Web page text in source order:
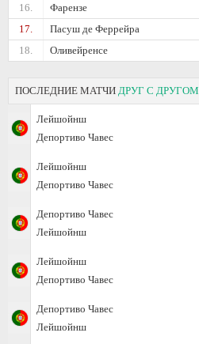
16.
Фарензе
17.
Пасуш де Феррейра
18.
Оливейренсе
ПОСЛЕДНИЕ МАТЧИ ДРУГ С ДРУГОМ
Лейшойнш
Депортиво Чавес
Лейшойнш
Депортиво Чавес
Депортиво Чавес
Лейшойнш
Лейшойнш
Депортиво Чавес
Депортиво Чавес
Лейшойнш